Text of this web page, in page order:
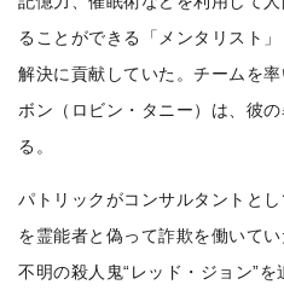
ることができる「メンタリスト
解決に貢献していた。チームを
ボン（ロビン・タニー）は、彼
る。
パトリックがコンサルタントと
を霊能者と偽って詐欺を働いて
不明の殺人鬼“レッド・ジョン”を